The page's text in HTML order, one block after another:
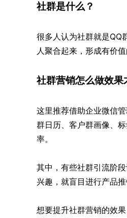
社群是什么？
很多人认为社群就是QQ
人聚合起来，形成有价
社群营销怎么做效果
这里推荐借助企业微信
群日历、客户群画像、
率。
其中，有些社群引流阶
兴趣，就盲目进行产品
想要提升社群营销的效